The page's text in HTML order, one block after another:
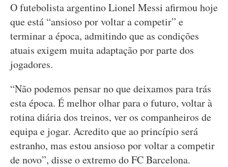
O futebolista argentino Lionel Messi afirmou hoje
que está “ansioso por voltar a competir” e
terminar a época, admitindo que as condições
atuais exigem muita adaptação por parte dos
jogadores.
“Não podemos pensar no que deixamos para trás
esta época. É melhor olhar para o futuro, voltar à
rotina diária dos treinos, ver os companheiros de
equipa e jogar. Acredito que ao princípio será
estranho, mas estou ansioso por voltar a competir
de novo”, disse o extremo do FC Barcelona.